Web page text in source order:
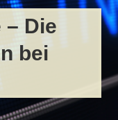
– Die
bei